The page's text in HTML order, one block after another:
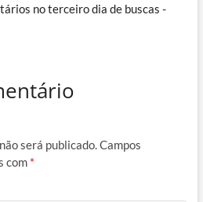
no terceiro dia de buscas -
será publicado.Campos
com *